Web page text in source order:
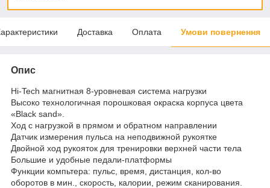
Доставка Оплата Умови повернення
Опис
Hi-Tech магнитная 8-уровневая система нагрузки
Высоко технологичная порошковая окраска корпуса цвета
«Black sand».
Ход с нагрузкой в прямом и обратном направлении
Датчик измерения пульса на неподвижной рукоятке
Двойной ход рукояток для тренировки верхней части тела
Большие и удобные педали-платформы
Функции компьтера: пульс, время, дистанция, кол-во
оборотов в мин., скорость, калории, режим сканирования.